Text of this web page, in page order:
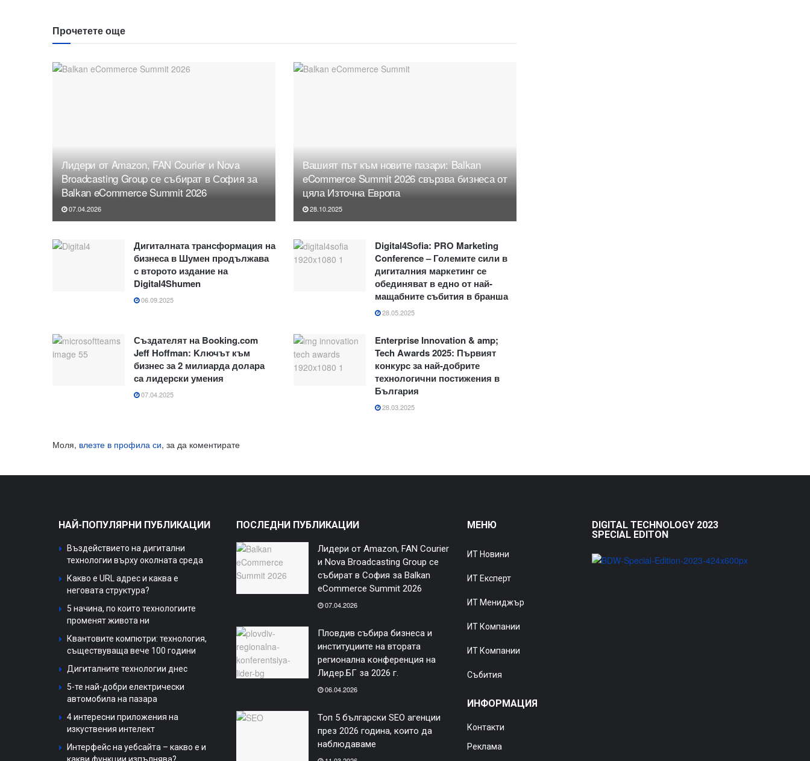
Прочетете още
Лидери от Amazon, FAN Courier и Nova
Broadcasting Group се събират в София за
Balkan eCommerce Summit 2026
07.04.2026
Вашият път към новите пазари: Balkan
eCommerce Summit 2026 свързва бизнеса от
цяла Източна Европа
28.10.2025
Дигиталната трансформация на
бизнеса в Шумен продължава
с второто издание на
Digital4Shumen
06.09.2025
Digital4Sofia: PRO Marketing
Conference – Големите сили в
дигиталния маркетинг се
обединяват в едно от най-
мащабните събития в бранша
28.05.2025
Създателят на Booking.com
Jeff Hoffman: Kлючът към
бизнес за 2 милиарда долара
са лидерски умения
07.04.2025
Enterprise Innovation & amp;
Tech Awards 2025: Първият
конкурс за най-добрите
технологични постижения в
България
28.03.2025
Моля, влезте в профила си, за да коментирате
НАЙ-ПОПУЛЯРНИ ПУБЛИКАЦИИ
Въздействието на дигитални
технологии върху околната среда
Какво е URL адрес и каква е
неговата структура?
5 начина, по които технологиите
променят живота ни
Квантовите компютри: технология,
съществуваща вече 100 години
Дигиталните технологии днес
5-те най-добри електрически
автомобила на пазара
4 интересни приложения на
изкуствения интелект
Интерфейс на уебсайта – какво е и
ПОСЛЕДНИ ПУБЛИКАЦИИ
Лидери от Amazon, FAN Courier
и Nova Broadcasting Group се
събират в София за Balkan
eCommerce Summit 2026
07.04.2026
Пловдив събира бизнеса и
институциите на втората
регионална конференция на
Лидер.БГ за 2026 г.
06.04.2026
Топ 5 български SEO агенции
през 2026 година, които да
наблюдаваме
МЕНЮ
ИТ Новини
ИТ Експерт
ИТ Мениджър
ИТ Компании
ИТ Компании
Събития
ИНФОРМАЦИЯ
Контакти
Реклама
DIGITAL TECHNOLOGY 2023
SPECIAL EDITON